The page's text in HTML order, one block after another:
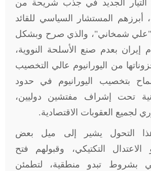
الجديد في جذب شريحة من
أبرزهم المستشار السياسي للقائد
"علي شمخاني"، والذي صرح وبشكل
إيران بعدم صنع الأسلحة النووية،
من اليورانيوم عالي التخصيب
بتخصيب اليورانيوم في حدود
تحت إشراف مفتشين دوليين،
لجميع العقوبات الاقتصادية.
التحول يشير إلى ميل بعض
الاعتدال التكتيكي، وقبولهم فتح
بشروط تبدو منطقية، لتطمئن